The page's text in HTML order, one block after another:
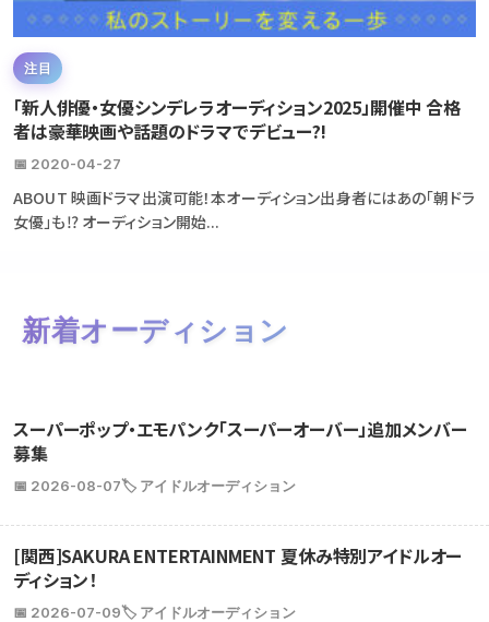
注目
「新人俳優・女優シンデレラオーディション2025」開催中 合格
者は豪華映画や話題のドラマでデビュー?!
📅 2020-04-27
ABOUT 映画ドラマ出演可能！本オーディション出身者にはあの「朝ドラ
女優」も⁉ オーディション開始...
新着オーディション
スーパーポップ・エモパンク「スーパーオーバー」追加メンバー
募集
📅 2026-08-07🏷️ アイドルオーディション
[関西]SAKURA ENTERTAINMENT 夏休み特別アイドルオー
ディション！
📅 2026-07-09🏷️ アイドルオーディション